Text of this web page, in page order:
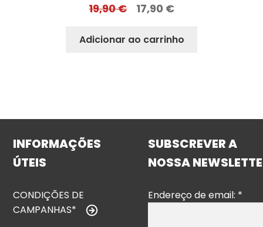
19,90€ 17,90 €
Adicionar ao carrinho
INFORMAÇÕES
ÚTEIS
CONDIÇÕES DE
CAMPANHAS*
SUBSCREVER A
NOSSA
Endereço de email: *